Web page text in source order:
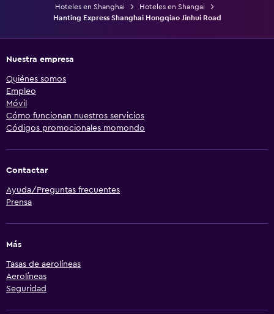
Hoteles en Shanghai
Hoteles en Shangai
Hanting Express Shanghai Hongqiao Jinhui Road
Nuestra empresa
Quiénes somos
Empleo
Móvil
Cómo funcionan nuestros servicios
Códigos promocionales momondo
Contactar
Ayuda/Preguntas frecuentes
Prensa
Más
Tasas de aerolíneas
Aerolíneas
Seguridad